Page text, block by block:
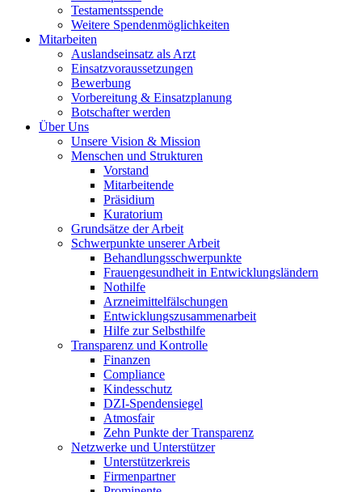
Testamentsspende
Weitere Spenden­möglichkeiten
Mitarbeiten
Auslandseinsatz als Arzt
Einsatzvoraussetzungen
Bewerbung
Vorbereitung & Einsatzplanung
Botschafter werden
Über Uns
Unsere Vision & Mission
Menschen und Strukturen
Vorstand
Mitarbeitende
Präsidium
Kuratorium
Grundsätze der Arbeit
Schwerpunkte unserer Arbeit
Behandlungs­schwerpunkte
Frauengesundheit in Entwicklungsländern
Nothilfe
Arzneimittel­fälschungen
Entwicklungs­zusammenarbeit
Hilfe zur Selbsthilfe
Transparenz und Kontrolle
Finanzen
Compliance
Kindesschutz
DZI-Spendensiegel
Atmosfair
Zehn Punkte der Transparenz
Netzwerke und Unterstützer
Unterstützerkreis
Firmenpartner